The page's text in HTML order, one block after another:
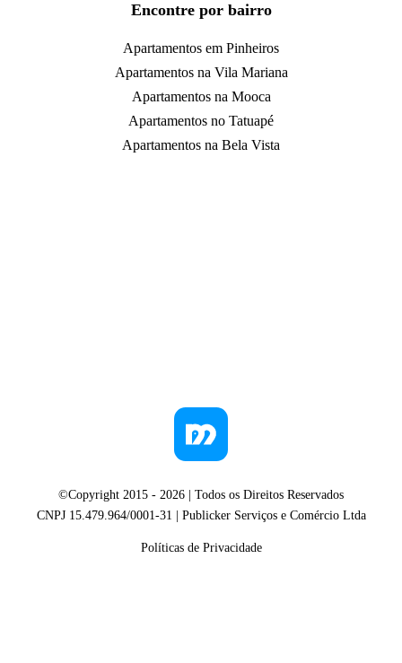
Encontre por bairro
Apartamentos em Pinheiros
Apartamentos na Vila Mariana
Apartamentos na Mooca
Apartamentos no Tatuapé
Apartamentos na Bela Vista
©Copyright 2015 - 2026 | Todos os Direitos Reservados
CNPJ 15.479.964/0001-31 | Publicker Serviços e Comércio Ltda
Políticas de Privacidade